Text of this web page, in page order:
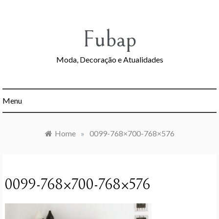
Fubap
Moda, Decoração e Atualidades
Menu
Home » 0099-768×700-768×576
0099-768×700-768×576